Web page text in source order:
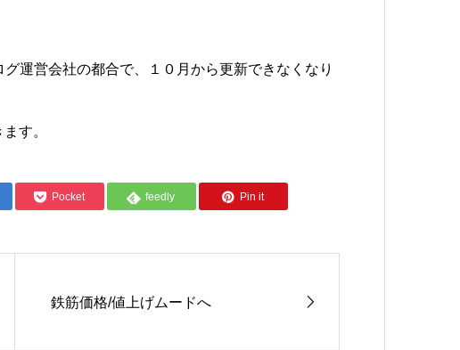
運営会社の都合で、１０月から更新できなくなり
す。
Pocket feedly Pin it
鉄筋価格/値上げムードへ